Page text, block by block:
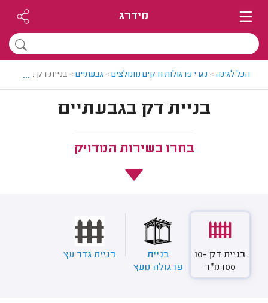
מידרג
הכל לגינה > נגרי פרגולות ודקים מומלצים> גבעתיים> בניית דק בגבעתיים
...
בניית דק בגבעתיים
בחרו בשירות המדויק
בניית דק 10-
100 מ"ר
בניית
פרגולה מעץ
בניית גדר עץ